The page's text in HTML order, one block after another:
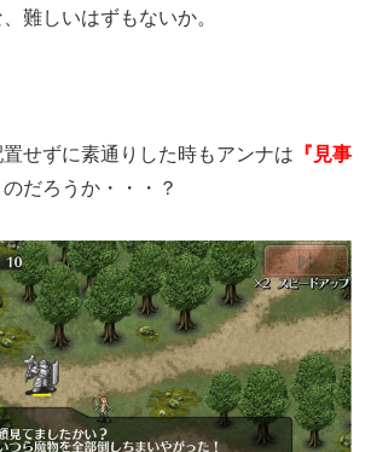
難しいはずもないか。
せずに素通りした時もアンナは 『見事
だろうか・・・？